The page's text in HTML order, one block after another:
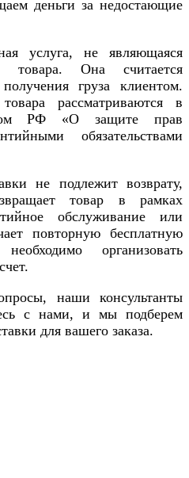
деньги за недостающие
услуга, не являющаяся
товара. Она считается
груза клиентом.
рассматриваются в
РФ «О защите прав
обязательствами
не подлежит возврату,
товар в рамках
обслуживание или
повторную бесплатную
организовать
наши консультанты
с нами, и мы подберем
для вашего заказа.